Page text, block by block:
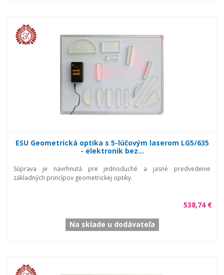
ESU Geometrická optika s 5-lúčovým laserom LG5/635
- elektronik bez...
Súprava je navrhnutá pre jednoduché a jasné predvedenie
základných princípov geometrickej optiky.
538,74 €
Na sklade u dodávateľa